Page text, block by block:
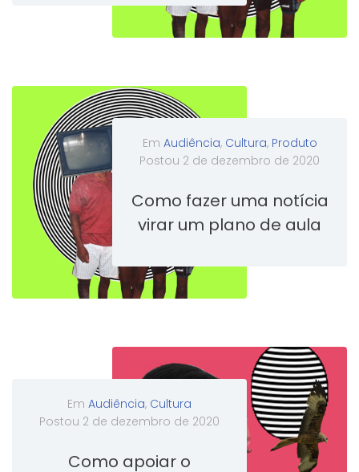
Em Audiência, Cultura, Produto
Postou 2 de dezembro de 2020
Como fazer uma notícia
virar um plano de aula
Em Audiência, Cultura
Postou 2 de dezembro de 2020
Como apoiar o